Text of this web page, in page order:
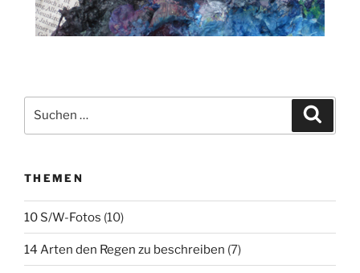
Suchen
THEMEN
10 S/W-Fotos (10)
14 Arten den Regen zu beschreiben (7)